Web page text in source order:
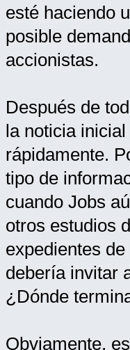
esté haciendo
posible
accionistas.
Después de
la noticia
rápidamente.
tipo de
cuando Jobs
otros estudios
expedientes
debería invitar
¿Dónde
Obviamente,